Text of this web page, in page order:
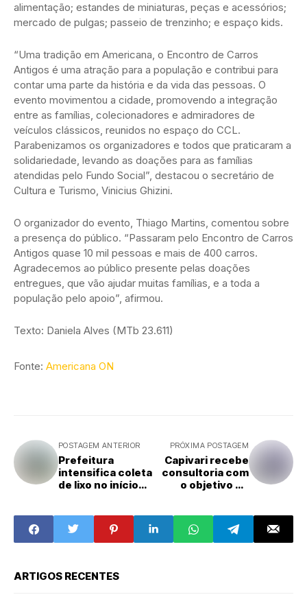
alimentação; estandes de miniaturas, peças e acessórios;
mercado de pulgas; passeio de trenzinho; e espaço kids.
“Uma tradição em Americana, o Encontro de Carros
Antigos é uma atração para a população e contribui para
contar uma parte da história e da vida das pessoas. O
evento movimentou a cidade, promovendo a integração
entre as famílias, colecionadores e admiradores de
veículos clássicos, reunidos no espaço do CCL.
Parabenizamos os organizadores e todos que praticaram a
solidariedade, levando as doações para as famílias
atendidas pelo Fundo Social”, destacou o secretário de
Cultura e Turismo, Vinicius Ghizini.
O organizador do evento, Thiago Martins, comentou sobre
a presença do público. “Passaram pelo Encontro de Carros
Antigos quase 10 mil pessoas e mais de 400 carros.
Agradecemos ao público presente pelas doações
entregues, que vão ajudar muitas famílias, e a toda a
população pelo apoio”, afirmou.
Texto: Daniela Alves (MTb 23.611)
Fonte: Americana ON
POSTAGEM ANTERIOR
Prefeitura
intensifica coleta
de lixo no início
Bárbara d’Oeste
PRÓXIMA POSTAGEM
Capivari recebe
consultoria com
o objetivo de
município
ARTIGOS RECENTES